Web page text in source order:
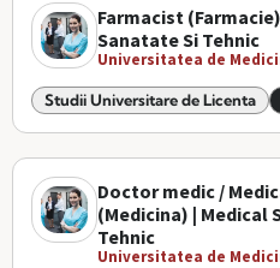
Farmacist
Sanatate Si Tehnic
Universitatea de
Studii Universitare de Licenta
Doctor medic /
(Medicina) | Medical
Tehnic
Universitatea de